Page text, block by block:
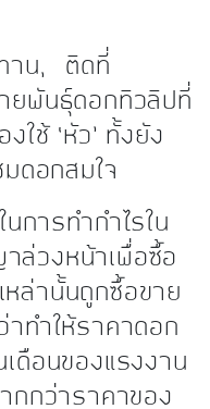
าน, ติดที่
ยพันธุ์ดอกทิวลิปที่
ใช้ ‘หัว’ ทั้งยัง
มดอกสมใจ
การทำกำไรใน
ล่วงหน้าเพื่อซื้อ
ล่านั้นถูกซื้อขาย
าทำให้ราคาดอก
ดือนของแรงงาน
กกว่าราคาของ